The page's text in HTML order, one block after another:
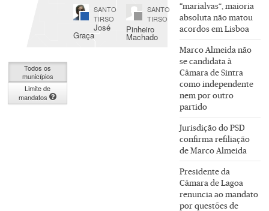
Todos os
municípios
Limite de
mandatos
SANTO
TIRSO
José
Graça
SANTO
TIRSO
Pinheiro
Machado
“marialvas”, maioria
absoluta não matou
acordos em Lisboa
Marco Almeida não
se candidata à
Câmara de Sintra
como independente
nem por outro
partido
Jurisdição do PSD
confirma refiliação
de Marco Almeida
Presidente da
Câmara de Lagoa
renuncia ao mandato
por questões de